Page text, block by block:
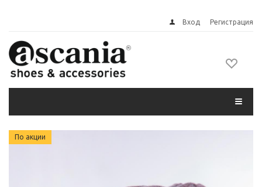
Вход Регистрация
По акции